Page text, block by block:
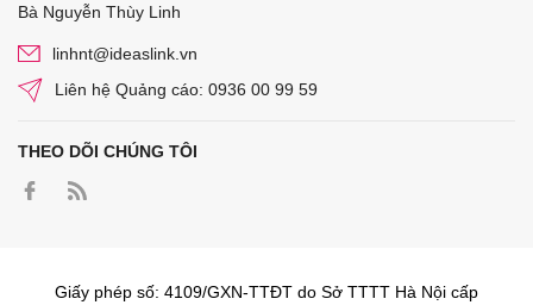
Bà Nguyễn Thùy Linh
linhnt@ideaslink.vn
Liên hệ Quảng cáo: 0936 00 99 59
THEO DÕI CHÚNG TÔI
Giấy phép số: 4109/GXN-TTĐT do Sở TTTT Hà Nội cấp